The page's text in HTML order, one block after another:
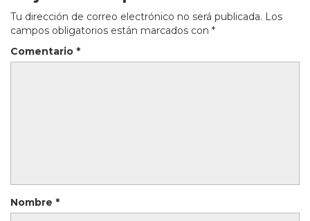
Tu dirección de correo electrónico no será publicada. Los
campos obligatorios están marcados con *
Comentario *
Nombre *